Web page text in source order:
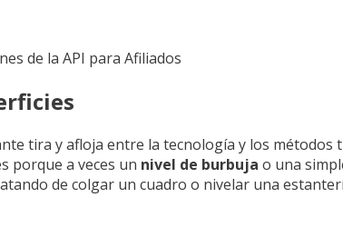
de la API para Afiliados
tira y afloja entre la tecnología y los métodos
porque a veces un nivel de burbuja o una
de colgar un cuadro o nivelar una